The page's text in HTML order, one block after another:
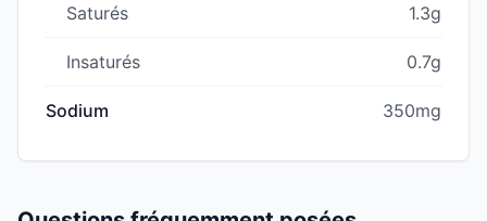
Saturés 1.3g
Insaturés 0.7g
Sodium 350mg